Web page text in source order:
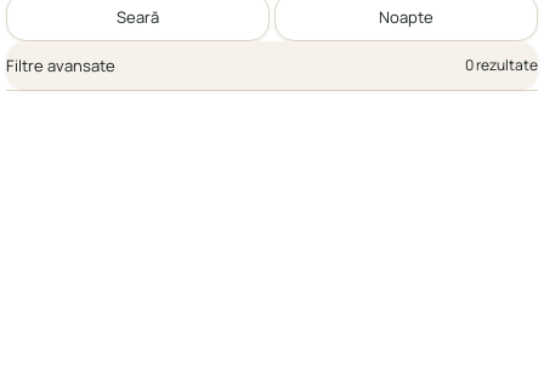
Seară Noapte
Filtre avansate 0 rezultate